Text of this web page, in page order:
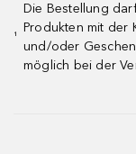
¹
Die Bestellung
Produkten mit der
und/oder
möglich bei der